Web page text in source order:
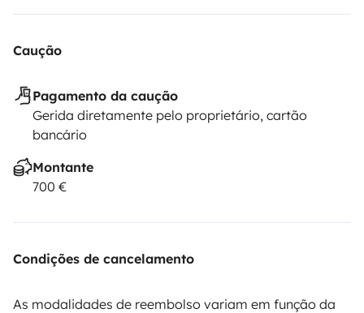
Caução
Pagamento da caução
Gerida diretamente pelo proprietário, cartão
bancário
Montante
700 €
Condições de cancelamento
As modalidades de reembolso variam em função da